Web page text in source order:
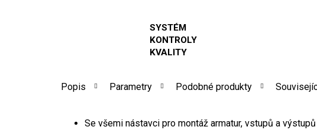
SYSTÉM
KONTROLY
KVALITY
Popis Parametry Podobné produkty
Se všemi nástavci pro montáž armatur, vstupů a výstupů